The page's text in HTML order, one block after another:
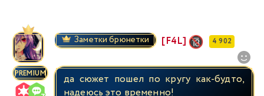
PREMIUM
Заметки брюнетки [F4L] 4 902
да сюжет пошел по кругу как-будто,
надеюсь это временно!